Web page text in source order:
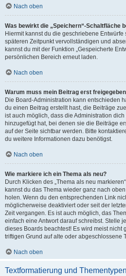
Nach oben
Was bewirkt die „Speichern“-Schaltfläche
Hiermit kannst du die geschriebene
späteren Zeitpunkt vervollständigen und
kannst du mit der Funktion „Gespeicherte
persönlichen Bereich erneut laden.
Nach oben
Warum muss mein Beitrag erst
Die Board-Administration kann entschieden
du einen Beitrag erstellt hast, die Beiträge
ist auch möglich, dass die Administration
hinzugefügt hat, bei denen sie die Beiträge
auf der Seite sichtbar werden. Bitte
du weitere Informationen dazu benötigst.
Nach oben
Wie markiere ich ein Thema als neu?
Durch Klicken des „Thema als neu
kannst du das Thema wieder ganz nach
holen. Wenn du den entsprechenden Link
möglicherweise deaktiviert oder seit der
Zeit vergangen. Es ist auch möglich, das
einfach eine Antwort darauf schreibst. Stelle
dieses Boards beachtest! Es wird meist nicht
triftigen Grund auf alte oder abgeschlossene
Nach oben
Textformatierung und Thementypen